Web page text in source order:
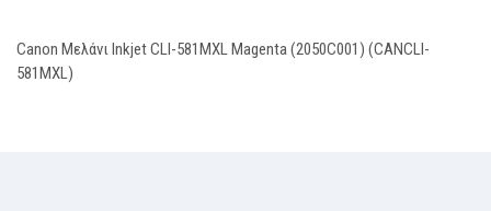
Canon Μελάνι Inkjet CLI-581MXL Magenta (2050C001) (CANCLI-
581MXL)